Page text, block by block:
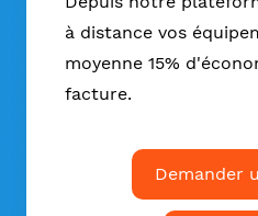
à distance vos
moyenne 15%
facture.
Demander